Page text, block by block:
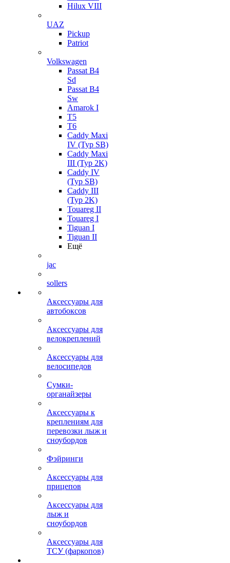
Hilux VIII
UAZ
Pickup
Patriot
Volkswagen
Passat B4
Sd
Passat B4
Sw
Amarok I
T5
T6
Caddy Maxi
IV (Typ SB)
Caddy Maxi
III (Typ 2K)
Caddy IV
(Typ SB)
Caddy III
(Typ 2K)
Touareg II
Touareg I
Tiguan I
Tiguan II
Ещё
jac
sollers
Аксессуары для
автобоксов
Аксессуары для
велокреплений
Аксессуары для
велосипедов
Сумки-
органайзеры
Аксессуары к
креплениям для
перевозки лыж и
сноубордов
Фэйринги
Аксессуары для
прицепов
Аксессуары для
лыж и
сноубордов
Аксессуары для
ТСУ (фаркопов)